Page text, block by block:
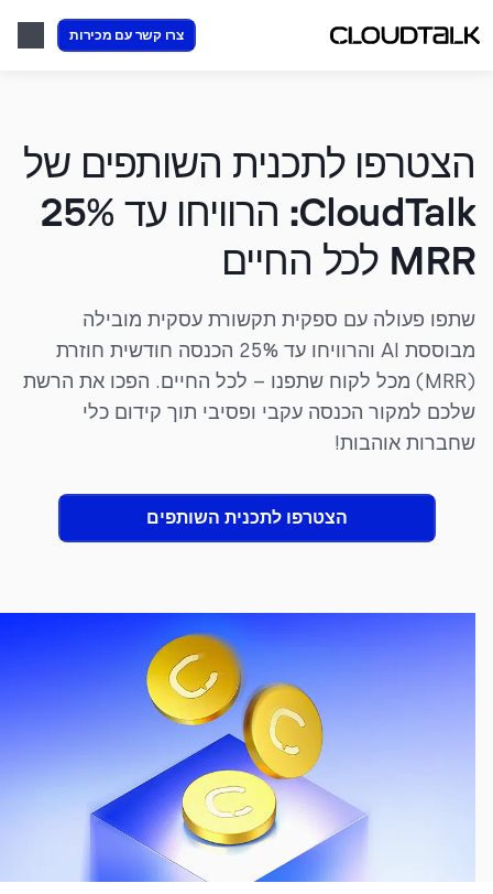
צרו קשר עם מכירות
הצטרפו לתכנית השותפים של
CloudTalk: הרוויחו עד 25%
MRR לכל החיים
שתפו פעולה עם ספקית תקשורת עסקית מובילה
מבוססת AI והרוויחו עד 25% הכנסה חודשית חוזרת
(MRR) מכל לקוח שתפנו – לכל החיים. הפכו את הרשת
שלכם למקור הכנסה עקבי ופסיבי תוך קידום כלי
שחברות אוהבות!
הצטרפו לתכנית השותפים